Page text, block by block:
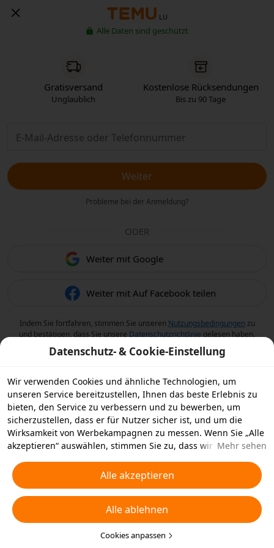
LU
Alle Daten sind geschützt
Gratisversand
Unglaublich
Kostenlose Rücksendungen
Bis zu 90 Tage
Weiter
Probleme bei der Anmeldung?
ODER
Weiter mit Google
Weiter mit Auf Facebook teilen
Indem Sie fortfahren, stimmen Sie unseren Nutzungsbedingungen zu
und bestätigen, dass Sie unsere Datenschutzrichtlinie gelesen haben.
Datenschutz- & Cookie-Einstellung
Wir verwenden Cookies und ähnliche Technologien, um
unseren Service bereitzustellen, Ihnen das beste Erlebnis zu
bieten, den Service zu verbessern und zu bewerben, um
sicherzustellen, dass er für Nutzer sicher ist, und um die
Wirksamkeit von Werbekampagnen zu messen. Wenn Sie „Alle
akzeptieren“ auswählen, stimmen Sie zu, dass wir und die
ähnliche Technologien für Werbezwecke auf Ihrem Gerät
speichern. Alternativ können Sie auch über „Alle ablehnen“
nicht notwendige Cookies ablehnen oder auswählen, welche
Arten von Cookies Sie akzeptieren oder deaktivieren möchten,
indem Sie unten oder jederzeit in Ihren
Datenschutzeinstellungen auf „Cookies anpassen“ klicken.
Mehr sehen
Alle akzeptieren
Alle ablehnen
Cookies anpassen